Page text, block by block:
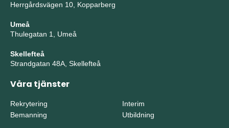
Herrgårdsvägen 10, Kopparberg
Umeå
Thulegatan 1, Umeå
Skellefteå
Strandgatan 48A, Skellefteå
Våra tjänster
Rekrytering
Bemanning
Interim
Utbildning